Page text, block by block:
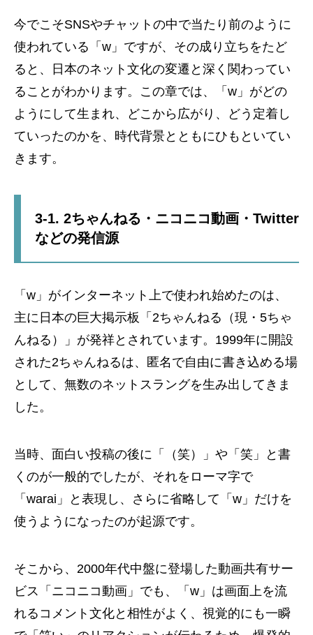
今でこそSNSやチャットの中で当たり前のように
使われている「w」ですが、その成り立ちをたど
ると、日本のネット文化の変遷と深く関わってい
ることがわかります。この章では、「w」がどの
ようにして生まれ、どこから広がり、どう定着し
ていったのかを、時代背景とともにひもといてい
きます。
3-1. 2ちゃんねる・ニコニコ動画・Twitter
などの発信源
「w」がインターネット上で使われ始めたのは、
主に日本の巨大掲示板「2ちゃんねる（現・5ちゃ
んねる）」が発祥とされています。1999年に開設
された2ちゃんねるは、匿名で自由に書き込める場
として、無数のネットスラングを生み出してきま
した。
当時、面白い投稿の後に「（笑）」や「笑」と書
くのが一般的でしたが、それをローマ字で
「warai」と表現し、さらに省略して「w」だけを
使うようになったのが起源です。
そこから、2000年代中盤に登場した動画共有サー
ビス「ニコニコ動画」でも、「w」は画面上を流
れるコメント文化と相性がよく、視覚的にも一瞬